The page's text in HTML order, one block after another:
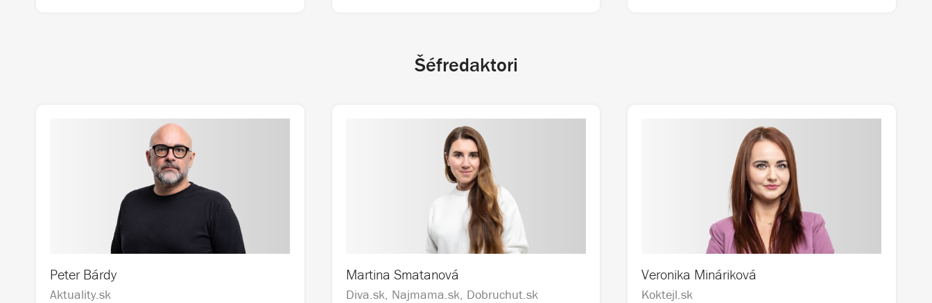
Šéfredaktori
Peter Bárdy
Aktuality.sk
Martina Smatanová
Diva.sk, Najmama.sk, Dobruchut.sk
Veronika Mináriková
Koktejl.sk